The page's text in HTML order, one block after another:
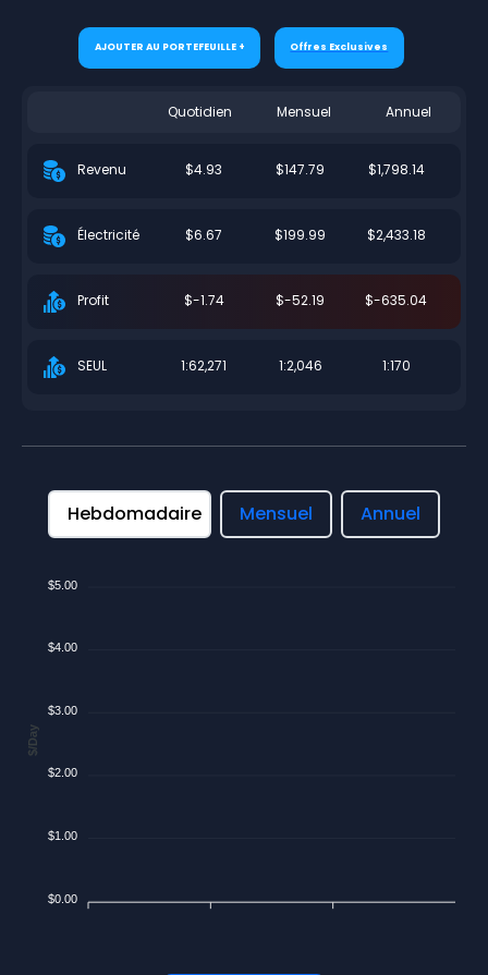
AJOUTER AU PORTEFEUILLE + Offres Exclusives
Quotidien Mensuel Annuel
Revenu $4.93 $147.79 $1,798.14
Électricité $6.67 $199.99 $2,433.18
Profit $-1.74 $-52.19 $-635.04
SEUL 1:62,271 1:2,046 1:170
Hebdomadaire Mensuel Annuel
$5.00
$4.00
$3.00
$2.00
$1.00
$0.00
$/Day